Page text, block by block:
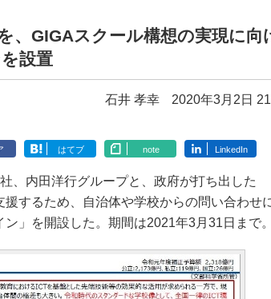
、GIGAスクール構想の実現に向
設置
石井 孝幸 2020年3月2日
はてブ note LinkedIn
、内田洋行グループと、政府が打ち出した
援するため、自治体や学校からの問い合わせ
」を開設した。期間は2021年3月31日まで。